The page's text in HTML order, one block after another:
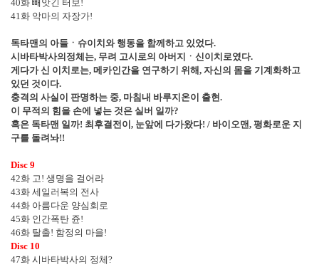
40화 빼앗긴 터보!
41화 악마의 자장가!
독타맨의 아들 ㆍ 슈이치와 행동을 함께하고 있었다.
시바타박사의정체는, 무려 고시로의 아버지 ㆍ 신이치로였다.
게다가 신 이치로는, 메카인간을 연구하기 위해, 자신의 몸을 기계화하고
있던 것이다.
충격의 사실이 판명하는 중, 마침내 바루지온이 출현.
이 무적의 힘을 손에 넣는 것은 실버 일까?
혹은 독타맨 일까! 최후결전이 , 눈앞에 다가왔다! / 바이오맨, 평화로운 지
구를 돌려놔!!
Disc 9
42화 고! 생명을 걸어라
43화 세일러복의 전사
44화 아름다운 양심회로
45화 인간폭탄 쥰!
46화 탈출! 함정의 마을!
Disc 10
47화 시바타박사의 정체?